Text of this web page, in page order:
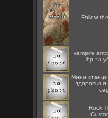
Follow
vampire
hp за
Мини
здоровья
Rock